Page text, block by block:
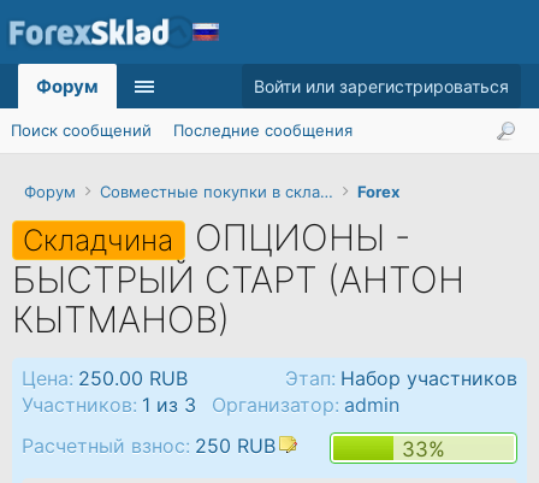
Форум Совместные покупки в складчинуForex
Складчина ОПЦИОНЫ -
БЫСТРЫЙ СТАРТ (АНТОН
КЫТМАНОВ)
Этап: Набор участников
Цена: 250.00 RUB
Участников: 1 из 3 Организатор: admin
33%
Расчетный взнос: 250 RUB
Форум
Поиск сообщений Последние сообщения
Войти или зарегистрироваться